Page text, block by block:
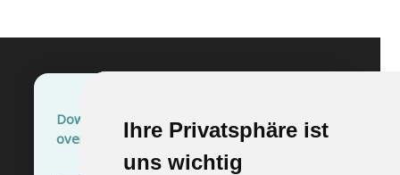
Ihre Privatsphäre ist
uns wichtig
Ihre Privatsphäre ist
uns wichtig